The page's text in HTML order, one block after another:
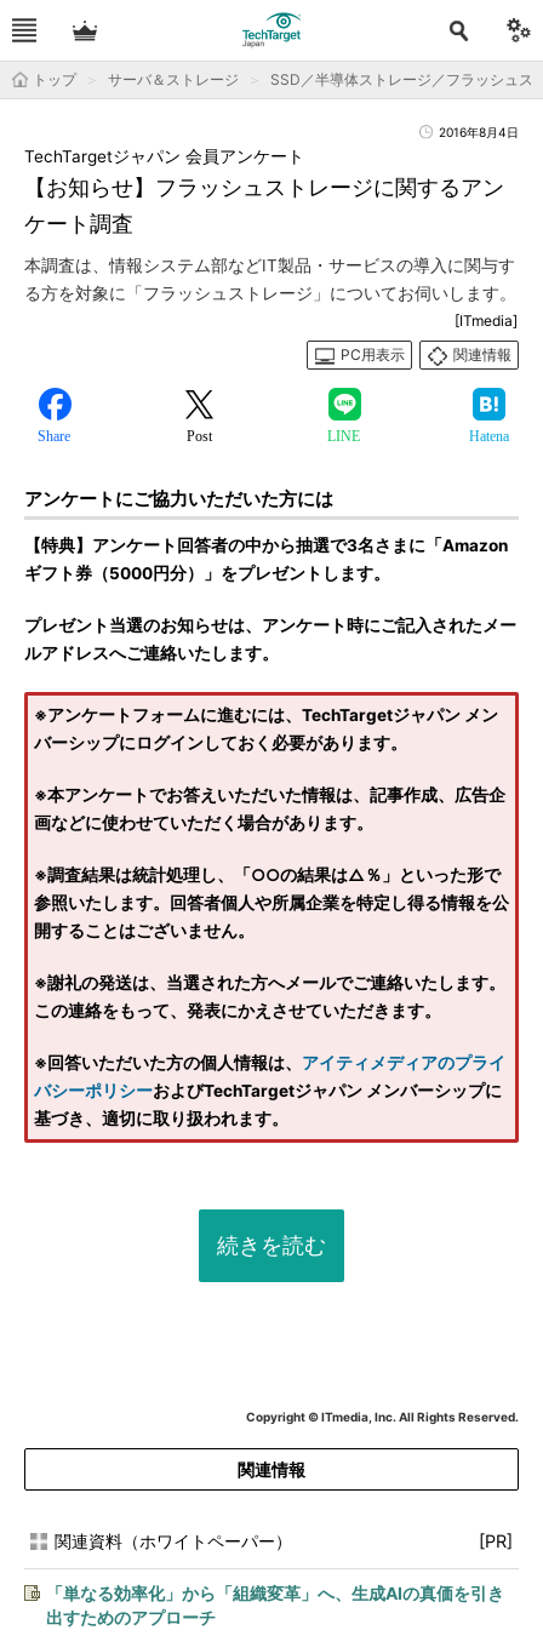
トップ サーバ＆ストレージ SSD／半導体ストレージ／フラッシュス
2016年8月4日
【お知らせ】フラッシュストレージに関するアン
ケート調査
TechTargetジャパン 会員アンケート
本調査は、情報システム部などIT製品・サービスの導入に関与す
る方を対象に「フラッシュストレージ」についてお伺いします。
[ITmedia]
PC用表示
関連情報
Share Post LINE Hatena
アンケートにご協力いただいた方には
【特典】アンケート回答者の中から抽選で3名さまに「Amazon
ギフト券（5000円分）」をプレゼントします。
プレゼント当選のお知らせは、アンケート時にご記入されたメー
ルアドレスへご連絡いたします。
※アンケートフォームに進むには、TechTargetジャパン メン
バーシップにログインしておく必要があります。
※本アンケートでお答えいただいた情報は、記事作成、広告企
画などに使わせていただく場合があります。
※調査結果は統計処理し、「○○の結果は△％」といった形で
参照いたします。回答者個人や所属企業を特定し得る情報を公
開することはございません。
※謝礼の発送は、当選された方へメールでご連絡いたします。
この連絡をもって、発表にかえさせていただきます。
※回答いただいた方の個人情報は、 アイティメディアのプライ
バシーポリシーおよびTechTargetジャパン メンバーシップに
基づき、適切に取り扱われます。
続きを読む
Copyright © ITmedia, Inc. All Rights Reserved.
関連情報
関連資料（ホワイトペーパー） [PR]
「単なる効率化」から「組織変革」へ、生成AIの真価を引き
出すためのアプローチ